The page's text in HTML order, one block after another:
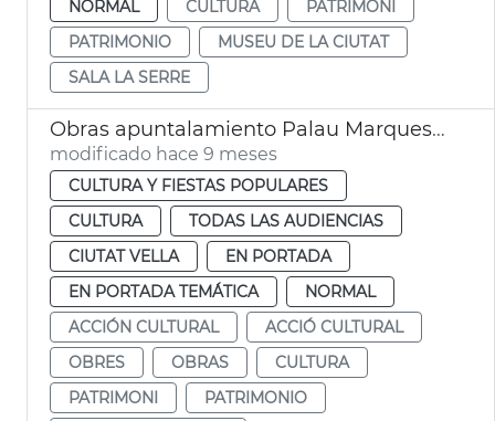
NORMAL
CULTURA
PATRIMONI
PATRIMONIO
MUSEU DE LA CIUTAT
SALA LA SERRE
Obras apuntalamiento Palau Marquesos Montortal
modificado hace 9 meses
CULTURA Y FIESTAS POPULARES
CULTURA
TODAS LAS AUDIENCIAS
CIUTAT VELLA
EN PORTADA
EN PORTADA TEMÁTICA
NORMAL
ACCIÓN CULTURAL
ACCIÓ CULTURAL
OBRES
OBRAS
CULTURA
PATRIMONI
PATRIMONIO